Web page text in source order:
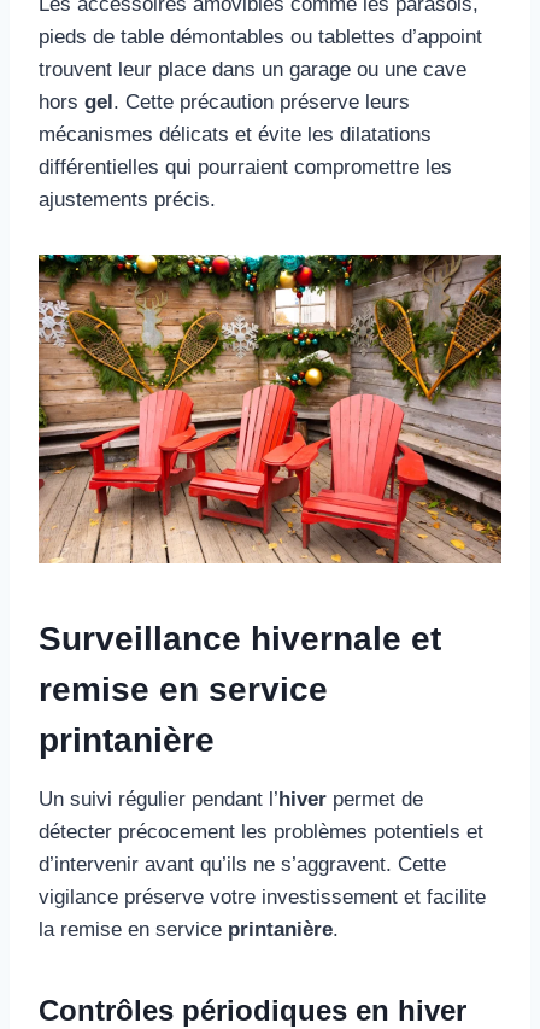
pieds de table démontables ou tablettes d’appoint
trouvent leur place dans un garage ou une cave
hors gel . Cette précaution préserve leurs
mécanismes délicats et évite les dilatations
différentielles qui pourraient compromettre les
ajustements précis.
Surveillance hivernale et
remise en service
printanière
Un suivi régulier pendant l’ hiver permet de
détecter précocement les problèmes potentiels et
d’intervenir avant qu’ils ne s’aggravent. Cette
vigilance préserve votre investissement et facilite
la remise en service printanière.
Contrôles périodiques en hiver